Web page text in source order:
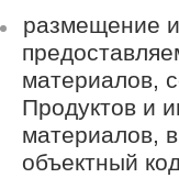
размещение
материалов,
Продуктов и
материалов,
объектный